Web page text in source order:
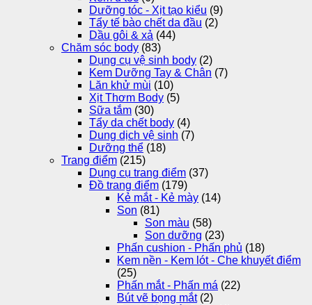
Dưỡng tóc - Xịt tạo kiểu (9)
Tẩy tế bào chết da đầu (2)
Dầu gôi & xả (44)
Chăm sóc body (83)
Dụng cụ vệ sinh body (2)
Kem Dưỡng Tay & Chân (7)
Lăn khử mùi (10)
Xịt Thơm Body (5)
Sữa tắm (30)
Tẩy da chết body (4)
Dung dịch vệ sinh (7)
Dưỡng thể (18)
Trang điểm (215)
Dụng cụ trang điểm (37)
Đồ trang điểm (179)
Kẻ mắt - Kẻ mày (14)
Son (81)
Son màu (58)
Son dưỡng (23)
Phấn cushion - Phấn phủ (18)
Kem nền - Kem lót - Che khuyết điểm
(25)
Phấn mắt - Phấn má (22)
Bút vẽ bọng mắt (2)